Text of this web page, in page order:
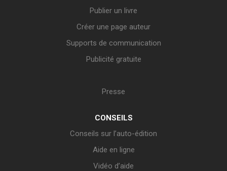
Publier un livre
Créer une page auteur
Supports de communication
Publicité gratuite
Presse
CONSEILS
Conseils sur l’auto-édition
Aide en ligne
Vidéo d’aide